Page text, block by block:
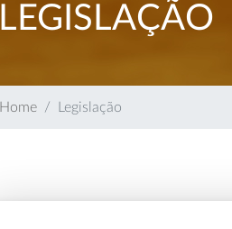
LEGISLAÇÃO
Home Legislação